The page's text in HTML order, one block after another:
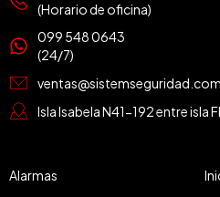
Alarmas
(Horario de oficina)
099 548 0643
(24/7)
ventas@sistemseguridad.com
Isla Isabela N41-192 entre isla